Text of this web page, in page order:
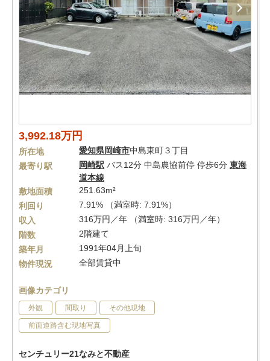
3,992.18万円
所在地 愛知県岡崎市中島東町３丁目
最寄り駅
岡崎駅 バス12分 中島農協前停 停歩6分 東海
道本線
敷地面積
251.63m²
利回り
7.91% （満室時: 7.91%）
収入
316万円／年 （満室時: 316万円／年）
階数
2階建て
築年月
1991年04月上旬
物件現況
全部賃貸中
画像カテゴリ
外観 間取り その他現地
前面道路含む現地写真
センチュリー21なみと不動産